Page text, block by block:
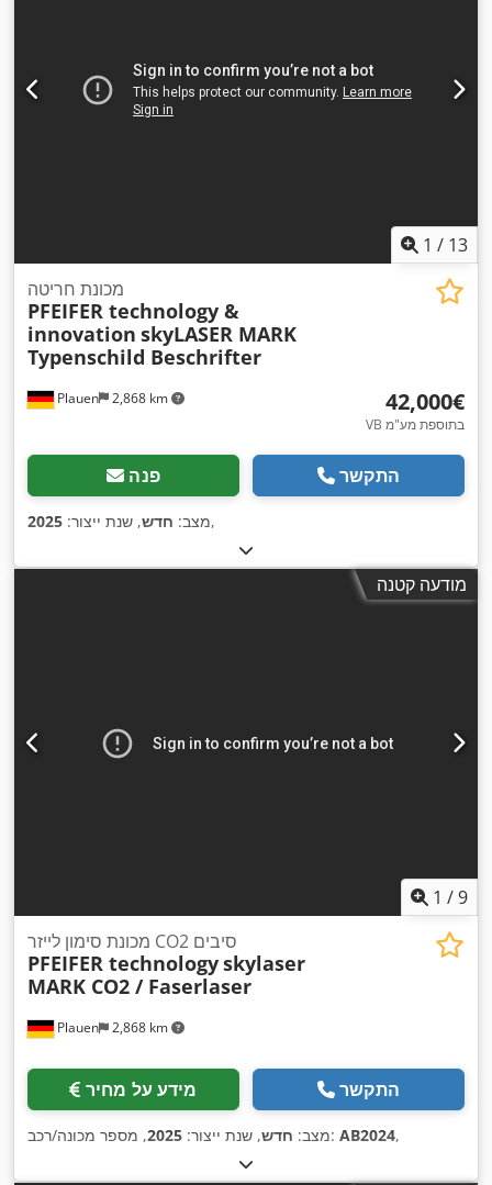
1 / 13
Plauen 2,868 km
מכונת חריטה
PFEIFER technology &
innovation skyLASER MARK
Typenschild Beschrifter
‏42,000 ‏€
VB בתוספת מע"מ
פנה התקשר
מצב: חדש, שנת ייצור: 2025 ,
מודעה קטנה
1 /9
Plauen 2,868 km
מכונת סימון לייזר CO2 סיבים
PFEIFER technologyskylaser
MARK CO2 / Faserlaser
מידע על מחיר התקשר
מצב: חדש, שנת ייצור: 2025 , מספר מכונה/רכב: AB2024,